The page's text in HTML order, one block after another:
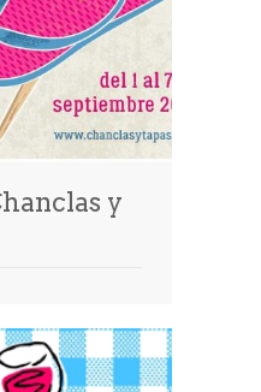
y